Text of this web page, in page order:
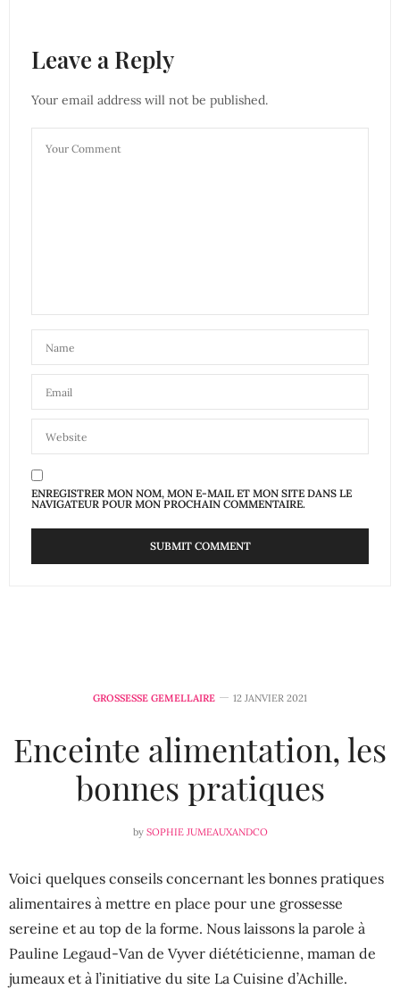
Leave a Reply
Your email address will not be published.
ENREGISTRER MON NOM, MON E-MAIL ET MON SITE DANS LE
NAVIGATEUR POUR MON PROCHAIN COMMENTAIRE.
GROSSESSE GEMELLAIRE 12 JANVIER 2021
Enceinte alimentation, les
bonnes pratiques
by SOPHIE JUMEAUXANDCO
Voici quelques conseils concernant les bonnes pratiques
alimentaires à mettre en place pour une grossesse
sereine et au top de la forme. Nous laissons la parole à
Pauline Legaud-Van de Vyver diététicienne, maman de
jumeaux et à l’initiative du site La Cuisine d’Achille.